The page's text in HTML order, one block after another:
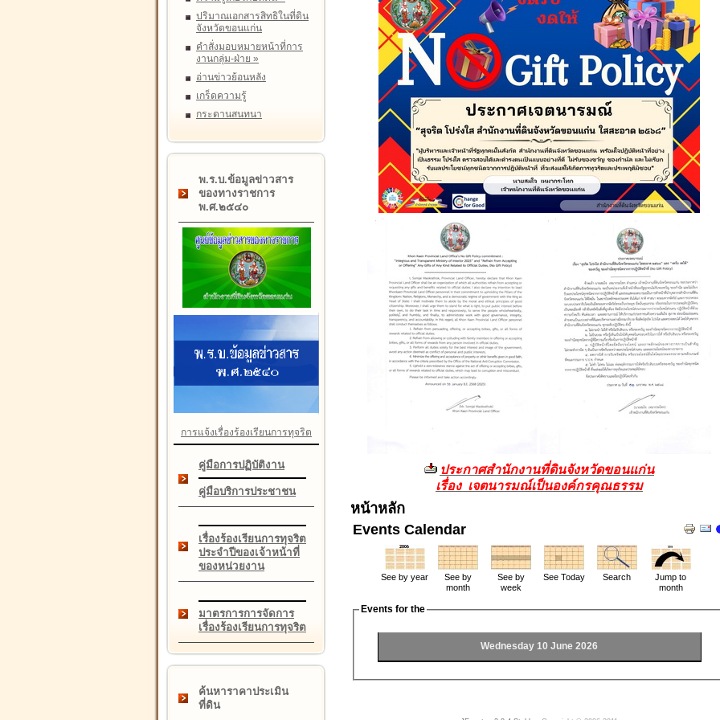
ปริมาณเอกสารสิทธิในที่ดิน
จังหวัดขอนแก่น
คำสั่งมอบหมายหน้าที่การ
งานกลุ่ม-ฝ่าย »
อ่านข่าวย้อนหลัง
เกร็ดความรู้
กระดานสนทนา
พ.ร.บ.ข้อมูลข่าวสาร
ของทางราชการ
พ.ศ.๒๕๔๐
การแจ้งเรื่องร้องเรียนการทุจริต
คู่มือการปฏิบัติงาน
คู่มือบริการประชาชน
เรื่องร้องเรียนการทุจริต
ประจำปีของเจ้าหน้าที่
ของหน่วยงาน
มาตรการการจัดการ
เรื่องร้องเรียนการทุจริต
ค้นหาราคาประเมิน
ที่ดิน
ประกาศสำนักงานที่ดินจังหวัดขอนแก่น
เรื่อง เจตนารมณ์เป็นองค์กรคุณธรรม
หน้าหลัก
Events Calendar
See by year
See by
month
See by
week
See Today Search
Jump to
month
Events for the
Wednesday 10 June 2026